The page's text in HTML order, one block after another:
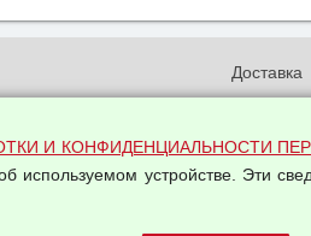
персональных
Доставка
Оплата и
И КОНФИДЕНЦИАЛЬНОСТИ
устройстве. Эти